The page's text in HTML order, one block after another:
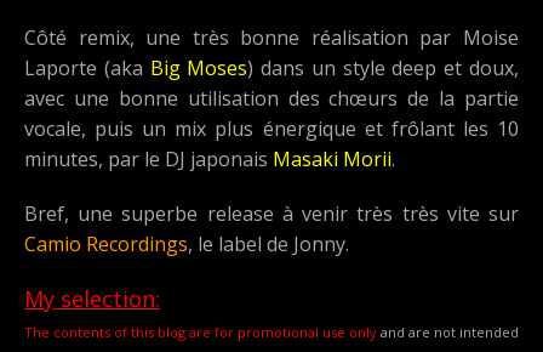
Côté remix, une très bonne réalisation par Moise
Laporte (aka Big Moses) dans un style deep et doux,
avec une bonne utilisation des chœurs de la partie
vocale, puis un mix plus énergique et frôlant les 10
minutes, par le DJ japonais Masaki Morii.
Bref, une superbe release à venir très très vite sur
Camio Recordings, le label de Jonny.
My selection:
The contents of this blog are for promotional use only and are not intended